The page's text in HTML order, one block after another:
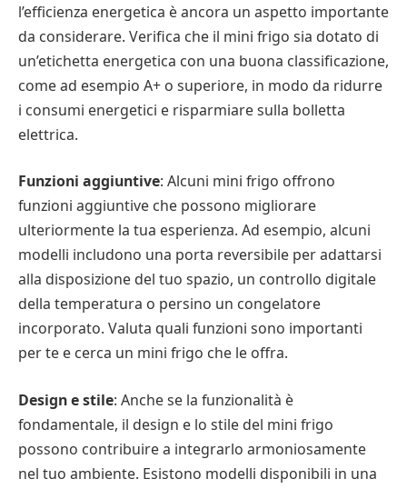
l’efficienza energetica è ancora un aspetto importante
da considerare. Verifica che il mini frigo sia dotato di
un’etichetta energetica con una buona classificazione,
come ad esempio A+ o superiore, in modo da ridurre
i consumi energetici e risparmiare sulla bolletta
elettrica.
Funzioni aggiuntive: Alcuni mini frigo offrono
funzioni aggiuntive che possono migliorare
ulteriormente la tua esperienza. Ad esempio, alcuni
modelli includono una porta reversibile per adattarsi
alla disposizione del tuo spazio, un controllo digitale
della temperatura o persino un congelatore
incorporato. Valuta quali funzioni sono importanti
per te e cerca un mini frigo che le offra.
Design e stile: Anche se la funzionalità è
fondamentale, il design e lo stile del mini frigo
possono contribuire a integrarlo armoniosamente
nel tuo ambiente. Esistono modelli disponibili in una